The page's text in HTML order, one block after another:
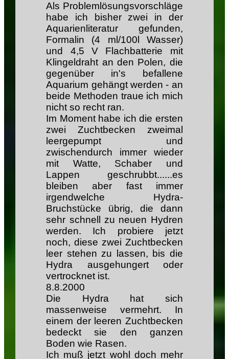
Als Problemlösungsvorschläge
habe ich bisher zwei in der
Aquarienliteratur gefunden,
Formalin (4 ml/100l Wasser)
und 4,5 V Flachbatterie mit
Klingeldraht an den Polen, die
gegenüber in's befallene
Aquarium gehängt werden - an
beide Methoden traue ich mich
nicht so recht ran.
Im Moment habe ich die ersten
zwei Zuchtbecken zweimal
leergepumpt und
zwischendurch immer wieder
mit Watte, Schaber und
Lappen geschrubbt......es
bleiben aber fast immer
irgendwelche Hydra-
Bruchstücke übrig, die dann
sehr schnell zu neuen Hydren
werden. Ich probiere jetzt
noch, diese zwei Zuchtbecken
leer stehen zu lassen, bis die
Hydra ausgehungert oder
vertrocknet ist.
8.8.2000
Die Hydra hat sich
massenweise vermehrt. In
einem der leeren Zuchtbecken
bedeckt sie den ganzen
Boden wie Rasen.
Ich muß jetzt wohl doch mehr